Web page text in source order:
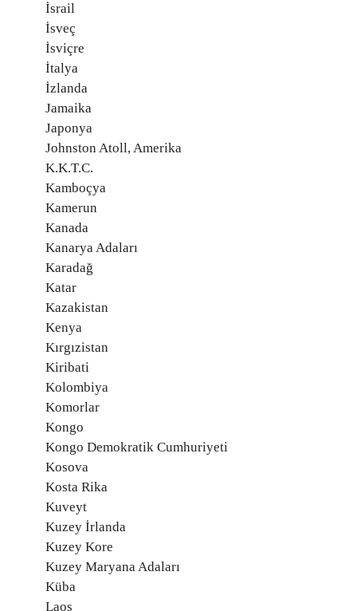
İsrail
İsveç
İsviçre
İtalya
İzlanda
Jamaika
Japonya
Johnston Atoll, Amerika
K.K.T.C.
Kamboçya
Kamerun
Kanada
Kanarya Adaları
Karadağ
Katar
Kazakistan
Kenya
Kırgızistan
Kiribati
Kolombiya
Komorlar
Kongo
Kongo Demokratik Cumhuriyeti
Kosova
Kosta Rika
Kuveyt
Kuzey İrlanda
Kuzey Kore
Kuzey Maryana Adaları
Küba
Laos